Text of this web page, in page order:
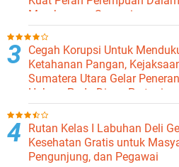
Membangun Samosir.
Cegah Korupsi Untuk
Ketahanan Pangan,
Sumatera Utara Gelar
Hukum Pada Dinas Pertanian
Ketahanan Pangan
Rutan Kelas I Labuhan Deli
Kesehatan Gratis untuk
Pengunjung, dan Pegawai